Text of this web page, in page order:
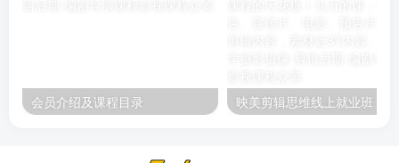
会员介绍及课程目录